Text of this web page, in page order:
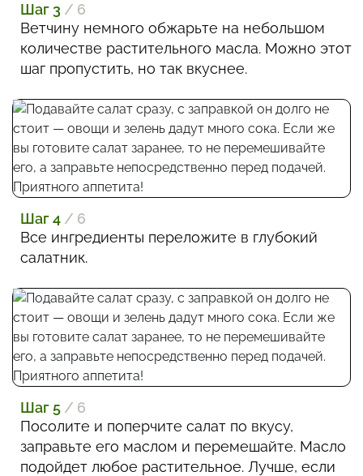
Шаг 3 / 6
Ветчину немного обжарьте на небольшом
количестве растительного масла. Можно этот
шаг пропустить, но так вкуснее.
Шаг 4 / 6
Все ингредиенты переложите в глубокий
салатник.
Шаг 5 / 6
Посолите и поперчите салат по вкусу,
заправьте его маслом и перемешайте. Масло
подойдет любое растительное. Лучше, если